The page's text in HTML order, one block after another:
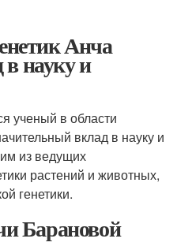
Анча
науку и
ученый в области
вклад в науку и
из ведущих
растений и животных,
генетики.
Барановой